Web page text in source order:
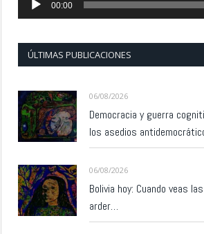
00:00
ÚLTIMAS PUBLICACIONES
06/08/2026
Democracia y guerra
los asedios
06/08/2026
Bolivia hoy: Cuando veas
arder…